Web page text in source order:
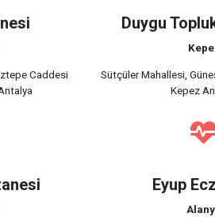
Caddesi
Duygu
Sütçüler Mahallesi,
Kepez
Eyup